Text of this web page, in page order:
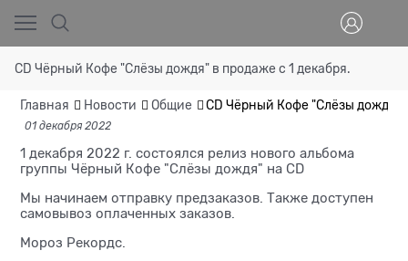
CD Чёрный Кофе "Слёзы дождя" в продаже с 1 декабря.
Главная Новости Общие CD Чёрный Кофе "Слёзы дождя"
01 декабря 2022
1 декабря 2022 г. состоялся релиз нового альбома
группы Чёрный Кофе "Слёзы дождя" на CD
Мы начинаем отправку предзаказов. Также доступен
самовывоз оплаченных заказов.
Мороз Рекордс.